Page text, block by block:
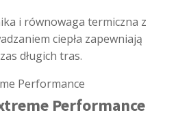
i równowaga termiczna z
ciepła zapewniają
długich tras.
Performance